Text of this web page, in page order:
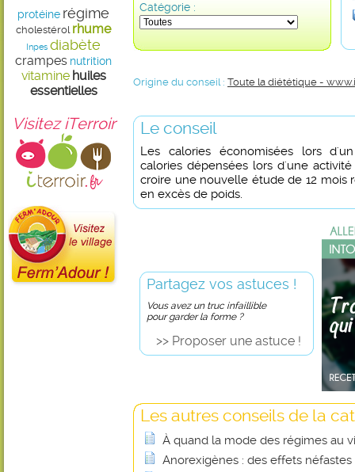
protéine régime
cholestérol rhume
Inpes diabète
crampes nutrition
vitamine huiles
essentielles
Visitez iTerroir
Catégorie :
Origine du conseil : Toute la diététique -
Le conseil
Les calories économisées lors
calories dépensées lors d'une
croire une nouvelle étude de 12 mois
en excès de poids.
Partagez vos astuces !
Vous avez un truc infaillible
pour garder la forme ?
>> Proposer une astuce !
Les autres conseils de la
À quand la mode des régimes au
Anorexigènes : des effets